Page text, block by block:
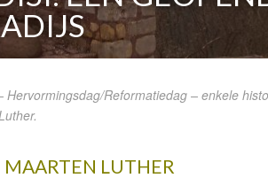
Reformatiedag – enkele
MAARTEN LUTHER